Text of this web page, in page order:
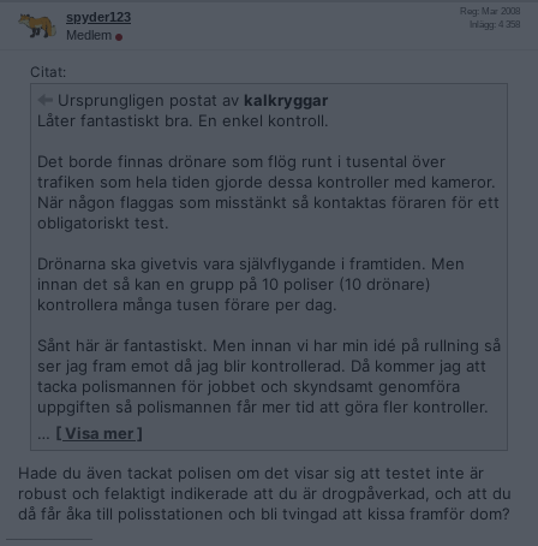
spyder123
Medlem
Reg: Mar 2008
Inlägg: 4 358
Citat:
Ursprungligen postat av kalkryggar
Låter fantastiskt bra. En enkel kontroll.
Det borde finnas drönare som flög runt i tusental över
trafiken som hela tiden gjorde dessa kontroller med kameror.
När någon flaggas som misstänkt så kontaktas föraren för ett
obligatoriskt test.
Drönarna ska givetvis vara självflygande i framtiden. Men
innan det så kan en grupp på 10 poliser (10 drönare)
kontrollera många tusen förare per dag.
Sånt här är fantastiskt. Men innan vi har min idé på rullning så
ser jag fram emot då jag blir kontrollerad. Då kommer jag att
tacka polismannen för jobbet och skyndsamt genomföra
uppgiften så polismannen får mer tid att göra fler kontroller.
Fantastiskt sånt här.
… [ Visa mer ]
Hade du även tackat polisen om det visar sig att testet inte är
robust och felaktigt indikerade att du är drogpåverkad, och att du
då får åka till polisstationen och bli tvingad att kissa framför dom?